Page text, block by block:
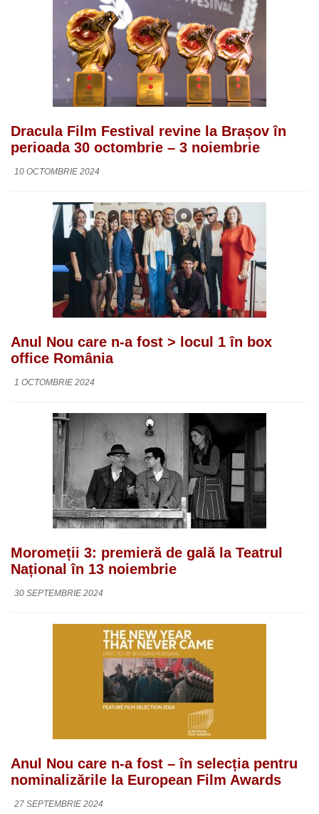
Dracula Film Festival revine la Brașov în
perioada 30 octombrie – 3 noiembrie
10 OCTOMBRIE 2024
Anul Nou care n-a fost > locul 1 în box
office România
1 OCTOMBRIE 2024
Moromeții 3: premieră de gală la Teatrul
Național în 13 noiembrie
30 SEPTEMBRIE 2024
Anul Nou care n-a fost – în selecția pentru
nominalizările la European Film Awards
27 SEPTEMBRIE 2024